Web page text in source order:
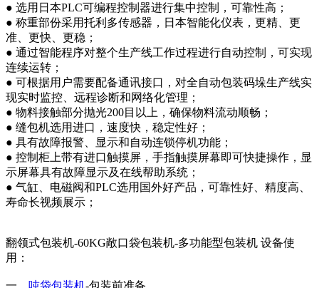
● 选用日本PLC可编程控制器进行集中控制，可靠性高；
● 称重部份采用托利多传感器，日本智能化仪表，更精、更
准、更快、更稳；
● 通过智能程序对整个生产线工作过程进行自动控制，可实现
连续运转；
● 可根据用户需要配备通讯接口，对全自动包装码垛生产线实
现实时监控、远程诊断和网络化管理；
● 物料接触部分抛光200目以上，确保物料流动顺畅；
● 缝包机选用进口，速度快，稳定性好；
● 具有故障报警、显示和自动连锁停机功能；
● 控制柜上带有进口触摸屏，手指触摸屏幕即可快捷操作，显
示屏幕具有故障显示及在线帮助系统；
● 气缸、电磁阀和PLC选用国外好产品，可靠性好、精度高、
寿命长视频展示；
翻领式包装机-60KG敞口袋包装机-多功能型包装机 设备使
用：
一、 吨袋包装机 -包装前准备